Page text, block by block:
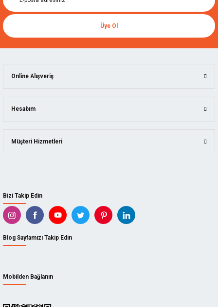
Üye Ol
Bizi Takip Edin
Blog Sayfamızı Takip Edin
Mobilden Bağlanın
Online Alışveriş
Hesabım
Müşteri Hizmetleri